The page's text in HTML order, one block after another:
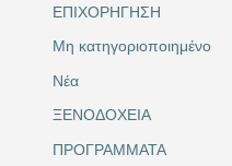
ΕΠΙΧΟΡΗΓΗΣΗ
Μη κατηγοριοποιημένο
Νέα
ΞΕΝΟΔΟΧΕΙΑ
ΠΡΟΓΡΑΜΜΑΤΑ